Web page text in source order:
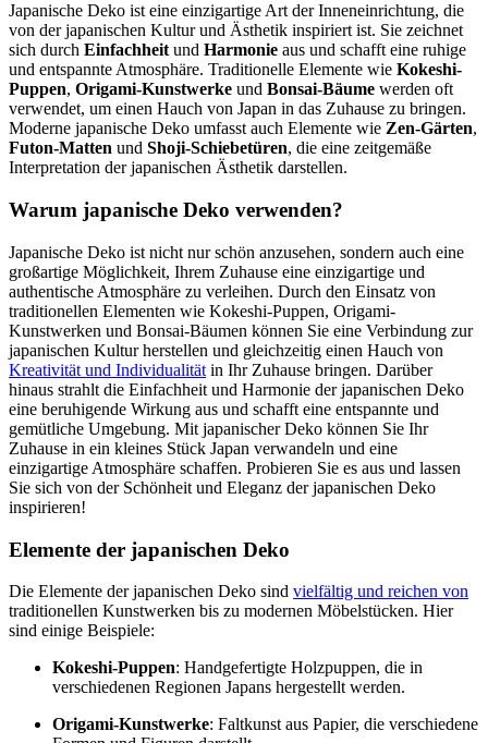
Japanische Deko ist eine einzigartige Art der Inneneinrichtung, die
von der japanischen Kultur und Ästhetik inspiriert ist. Sie zeichnet
sich durch Einfachheit und Harmonie aus und schafft eine ruhige
und entspannte Atmosphäre. Traditionelle Elemente wie Kokeshi-
Puppen, Origami-Kunstwerke und Bonsai-Bäume werden oft
verwendet, um einen Hauch von Japan in das Zuhause zu bringen.
Moderne japanische Deko umfasst auch Elemente wie Zen-Gärten,
Futon-Matten und Shoji-Schiebetüren, die eine zeitgemäße
Interpretation der japanischen Ästhetik darstellen.
Warum japanische Deko verwenden?
Japanische Deko ist nicht nur schön anzusehen, sondern auch eine
großartige Möglichkeit, Ihrem Zuhause eine einzigartige und
authentische Atmosphäre zu verleihen. Durch den Einsatz von
traditionellen Elementen wie Kokeshi-Puppen, Origami-
Kunstwerken und Bonsai-Bäumen können Sie eine Verbindung zur
japanischen Kultur herstellen und gleichzeitig einen Hauch von
Kreativität und Individualität in Ihr Zuhause bringen. Darüber
hinaus strahlt die Einfachheit und Harmonie der japanischen Deko
eine beruhigende Wirkung aus und schafft eine entspannte und
gemütliche Umgebung. Mit japanischer Deko können Sie Ihr
Zuhause in ein kleines Stück Japan verwandeln und eine
einzigartige Atmosphäre schaffen. Probieren Sie es aus und lassen
Sie sich von der Schönheit und Eleganz der japanischen Deko
inspirieren!
Elemente der japanischen Deko
Die Elemente der japanischen Deko sind vielfältig und reichen von
traditionellen Kunstwerken bis zu modernen Möbelstücken. Hier
sind einige Beispiele:
Kokeshi-Puppen: Handgefertigte Holzpuppen, die in
verschiedenen Regionen Japans hergestellt werden.
Origami-Kunstwerke: Faltkunst aus Papier, die verschiedene